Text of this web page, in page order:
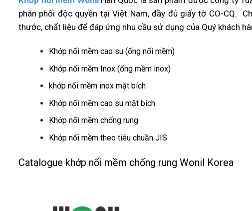
phân phối độc quyền tại Việt Nam, đầy đủ giấy tờ CO-CQ.
thước, chất liệu để đáp ứng nhu cầu sử dụng của Quý khách
Khớp nối mềm cao su (ống nối mềm)
Khớp nối mềm Inox (ống mềm inox)
khớp nối mềm inox mặt bích
Khớp nối mềm cao su mặt bích
Khớp nối mềm chống rung
Khớp nối mềm theo tiêu chuần JIS
Catalogue khớp nối mềm chống rung Wonil Korea